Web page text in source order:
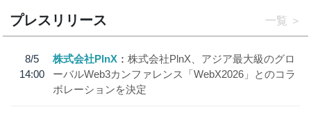
プレスリリース 一覧
8/5
14:00
株式会社PlnX
株式会社PlnX、アジア最大級のグロ
ーバルWeb3カンファレンス「WebX2026」とのコラ
ボレーションを決定